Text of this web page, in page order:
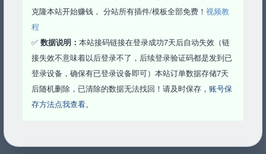
克隆本站开始赚钱， 分站所有插件/模板全部免费！ 视频教
程
✅ 数据说明 ： 本站接码链接在登录成功7天后自动失效（链
接失效不意味着以后登录不了，后续登录验证码都是发到已
登录设备，确保有已登录设备即可）本站订单数据存储7天
后随机删除，已清除的数据无法找回！请及时保存， 账号保
存方法点我查看。